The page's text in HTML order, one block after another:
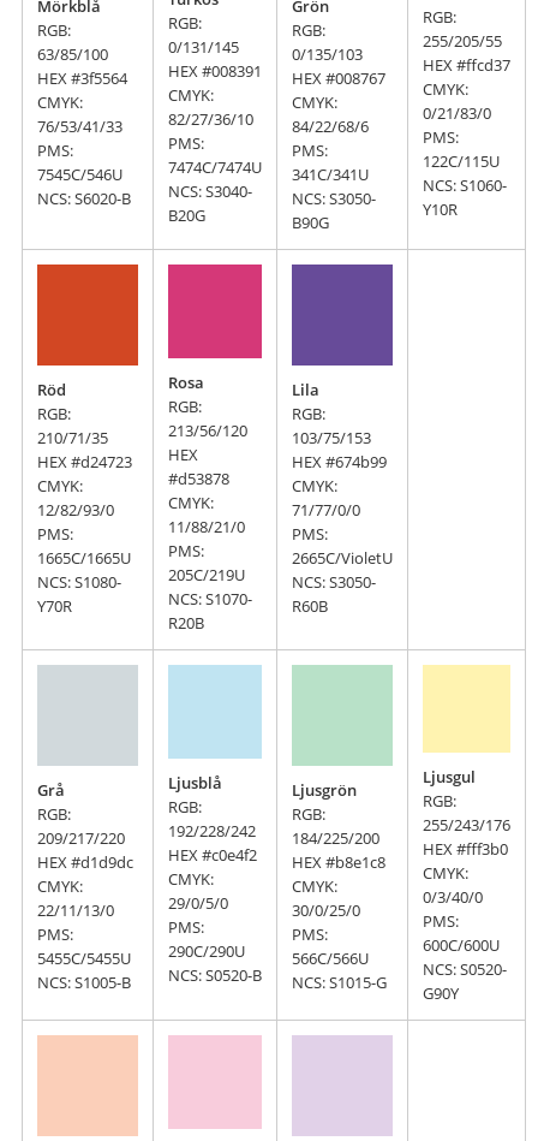
Mörkblå
RGB:
63/85/100
HEX #3f5564
CMYK:
76/53/41/33
PMS:
7545C/546U
NCS: S6020-B
RGB:
0/131/145
HEX #008391
CMYK:
82/27/36/10
PMS:
7474C/7474U
NCS: S3040-
B20G
Grön
RGB:
0/135/103
HEX #008767
CMYK:
84/22/68/6
PMS:
341C/341U
NCS: S3050-
B90G
RGB:
255/205/55
HEX #ffcd37
CMYK:
0/21/83/0
PMS:
122C/115U
NCS: S1060-
Y10R
Röd
RGB:
210/71/35
HEX #d24723
CMYK:
12/82/93/0
PMS:
1665C/1665U
NCS: S1080-
Y70R
Rosa
RGB:
213/56/120
HEX
#d53878
CMYK:
11/88/21/0
PMS:
205C/219U
NCS: S1070-
R20B
Lila
RGB:
103/75/153
HEX #674b99
CMYK:
71/77/0/0
PMS:
2665C/VioletU
NCS: S3050-
R60B
Grå
RGB:
209/217/220
HEX #d1d9dc
CMYK:
22/11/13/0
PMS:
5455C/5455U
NCS: S1005-B
Ljusblå
RGB:
192/228/242
HEX #c0e4f2
CMYK:
29/0/5/0
PMS:
290C/290U
NCS: S0520-B
Ljusgrön
RGB:
184/225/200
HEX #b8e1c8
CMYK:
30/0/25/0
PMS:
566C/566U
NCS: S1015-G
Ljusgul
RGB:
255/243/176
HEX #fff3b0
CMYK:
0/3/40/0
PMS:
600C/600U
NCS: S0520-
G90Y